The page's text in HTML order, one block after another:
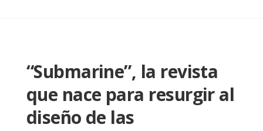
“Submarine”, la revista
que nace para resurgir al
diseño de las